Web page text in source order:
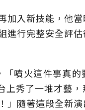
入新技能，他當
進行完整安全評
噴火這件事真的
上秀了一堆才藝，
隨著這段全新演